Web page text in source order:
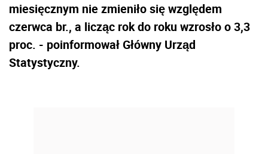
miesięcznym nie zmieniło się względem
czerwca br., a licząc rok do roku wzrosło o 3,3
proc. - poinformował Główny Urząd
Statystyczny.